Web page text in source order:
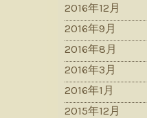
2016年12月
2016年9月
2016年8月
2016年3月
2016年1月
2015年12月